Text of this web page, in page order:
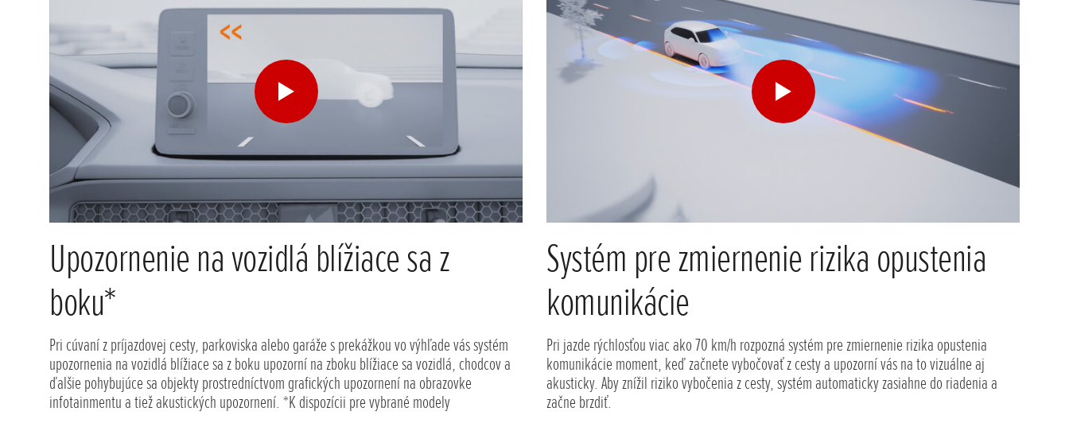
Upozornenie na vozidlá blížiace sa z
boku*
Pri cúvaní z príjazdovej cesty, parkoviska alebo garáže s prekážkou vo výhľade vás systém
upozornenia na vozidlá blížiace sa z boku upozorní na zboku blížiace sa vozidlá, chodcov a
ďalšie pohybujúce sa objekty prostredníctvom grafických upozornení na obrazovke
infotainmentu a tiež akustických upozornení. *K dispozícii pre vybrané modely
Systém pre zmiernenie rizika opustenia
komunikácie
Pri jazde rýchlosťou viac ako 70 km/h rozpozná systém pre zmiernenie rizika opustenia
komunikácie moment, keď začnete vybočovať z cesty a upozorní vás na to vizuálne aj
akusticky. Aby znížil riziko vybočenia z cesty, systém automaticky zasiahne do riadenia a
začne brzdiť.